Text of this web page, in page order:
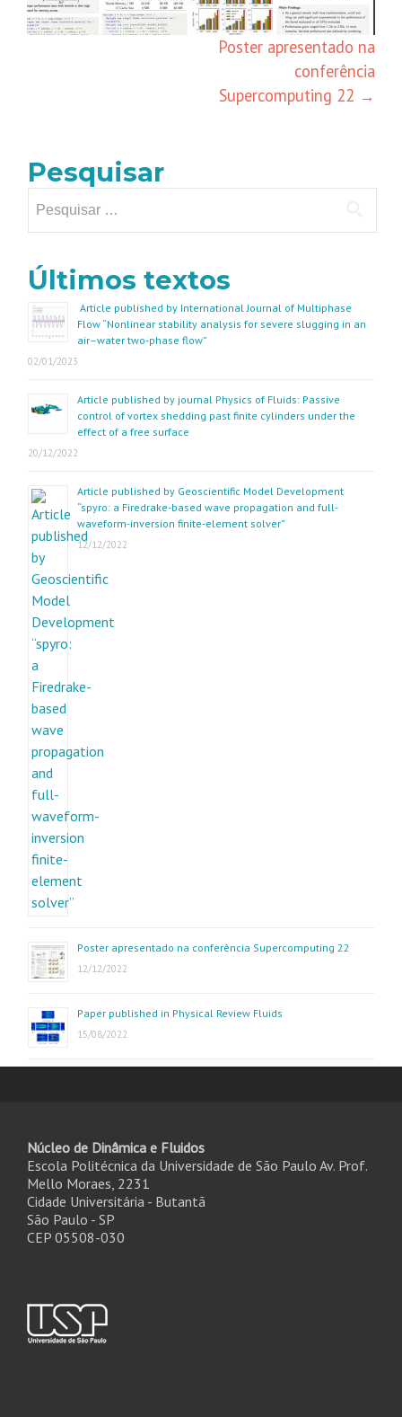
Poster apresentado na
conferência
Supercomputing 22 →
Pesquisar
por:
Últimos textos
Article published by International Journal of Multiphase
Flow “Nonlinear stability analysis for severe slugging in an
air–water two-phase flow”
02/01/2023
Article published by journal Physics of Fluids: Passive
control of vortex shedding past finite cylinders under the
effect of a free surface
20/12/2022
Article published by Geoscientific Model Development
“spyro: a Firedrake-based wave propagation and full-
waveform-inversion finite-element solver”
12/12/2022
Poster apresentado na conferência Supercomputing 22
12/12/2022
Paper published in Physical Review Fluids
15/08/2022
Núcleo de Dinâmica e Fluidos
Escola Politécnica da Universidade de São Paulo Av. Prof.
Mello Moraes, 2231
Cidade Universitária - Butantã
São Paulo - SP
CEP 05508-030